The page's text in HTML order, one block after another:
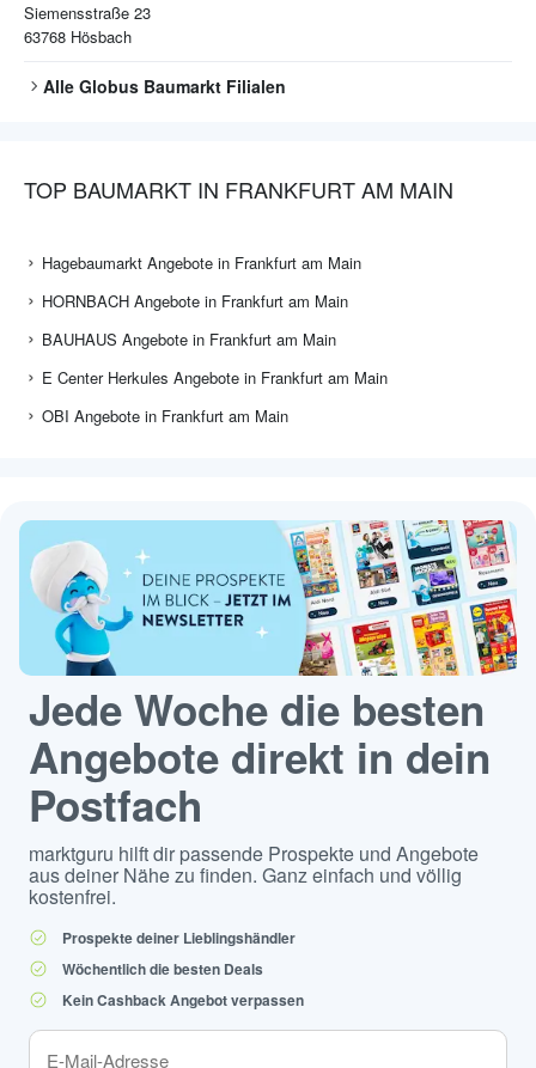
Siemensstraße 23
63768 Hösbach
Alle Globus Baumarkt Filialen
TOP BAUMARKT IN FRANKFURT AM MAIN
Hagebaumarkt Angebote in Frankfurt am Main
HORNBACH Angebote in Frankfurt am Main
BAUHAUS Angebote in Frankfurt am Main
E Center Herkules Angebote in Frankfurt am Main
OBI Angebote in Frankfurt am Main
Jede Woche die besten
Angebote direkt in dein
Postfach
marktguru hilft dir passende Prospekte und Angebote
aus deiner Nähe zu finden. Ganz einfach und völlig
kostenfrei.
Prospekte deiner Lieblingshändler
Wöchentlich die besten Deals
Kein Cashback Angebot verpassen